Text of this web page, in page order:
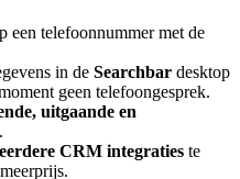
een telefoonnummer met de
in de Searchbar desktop
geen telefoongesprek.
uitgaande en
CRM integraties te